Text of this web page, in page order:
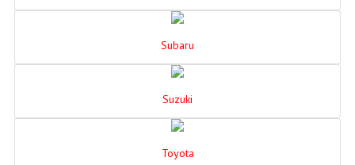
Subaru
Suzuki
Toyota